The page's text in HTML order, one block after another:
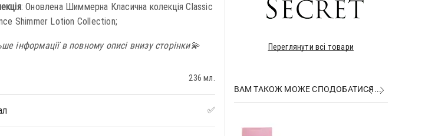
: Оновлена Шиммерна Класична колекція Classic
Shimmer Lotion Collection;
інформації в повному описі внизу сторінки💫
236 мл.
✅
Переглянути всі товари
ВАМ ТАКОЖ МОЖЕ СПОДОБАТИСЯ...